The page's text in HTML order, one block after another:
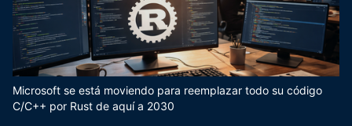
Microsoft se está moviendo para reemplazar todo su código
C/C++ por Rust de aquí a 2030